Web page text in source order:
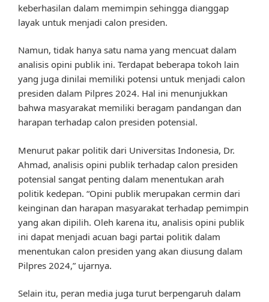
keberhasilan dalam memimpin sehingga dianggap
layak untuk menjadi calon presiden.
Namun, tidak hanya satu nama yang mencuat dalam
analisis opini publik ini. Terdapat beberapa tokoh lain
yang juga dinilai memiliki potensi untuk menjadi calon
presiden dalam Pilpres 2024. Hal ini menunjukkan
bahwa masyarakat memiliki beragam pandangan dan
harapan terhadap calon presiden potensial.
Menurut pakar politik dari Universitas Indonesia, Dr.
Ahmad, analisis opini publik terhadap calon presiden
potensial sangat penting dalam menentukan arah
politik kedepan. “Opini publik merupakan cermin dari
keinginan dan harapan masyarakat terhadap pemimpin
yang akan dipilih. Oleh karena itu, analisis opini publik
ini dapat menjadi acuan bagi partai politik dalam
menentukan calon presiden yang akan diusung dalam
Pilpres 2024,” ujarnya.
Selain itu, peran media juga turut berpengaruh dalam